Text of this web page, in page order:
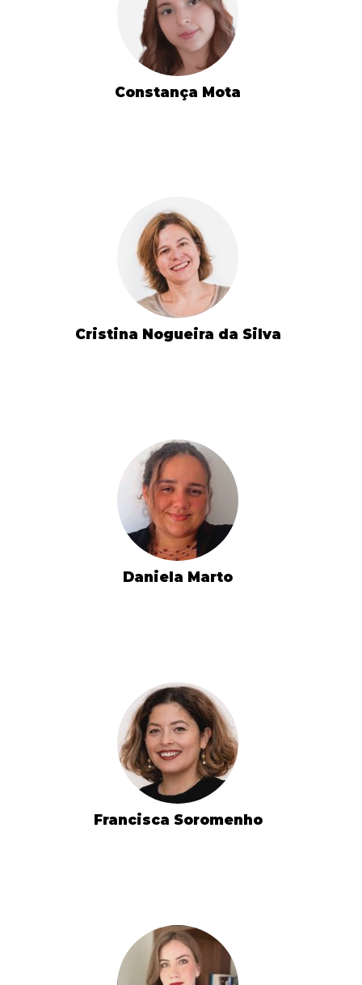
Constança Mota
Cristina Nogueira da Silva
Daniela Marto
Francisca Soromenho